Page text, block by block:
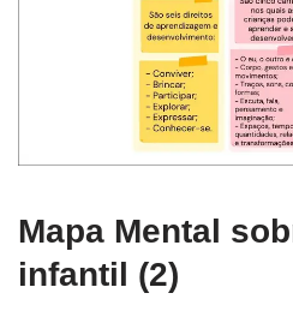
Mapa Mental
infantil (2)